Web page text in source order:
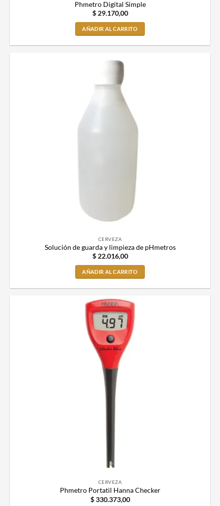
Phmetro Digital Simple
$29.170,00
AÑADIR AL CARRITO
CERVEZA
Solución de guarda y limpieza de pHmetros
$22.016,00
AÑADIR AL CARRITO
CERVEZA
Phmetro Portatil Hanna Checker
$330.373,00